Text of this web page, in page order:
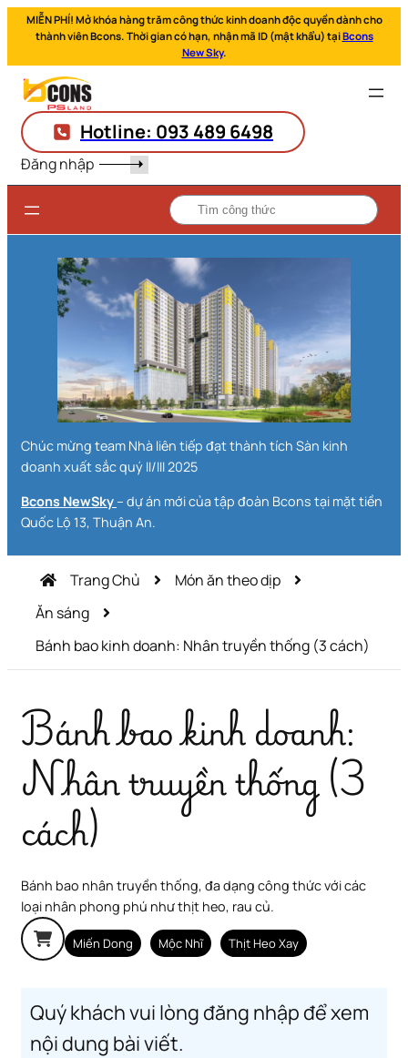
MIỄN PHÍ! Mở khóa hàng trăm công thức kinh doanh độc quyền dành cho
thành viên Bcons. Thời gian có hạn, nhận mã ID (mật khẩu) tạiBcons
New Sky.
Hotline: 093 489 6498
Đăng nhập
Chúc mừng team Nhà liên tiếp đạt thành tích Sàn kinh
doanh xuất sắc quý II/III 2025
Bcons NewSky– dự án mới của tập đoàn Bcons tại mặt tiền
Quốc Lộ 13, Thuận An.
Trang Chủ
Món ăn theo dịp
Ăn sáng
Bánh bao kinh doanh: Nhân truyền thống (3 cách)
Bánh bao kinh doanh:
Nhân truyền thống (3
cách)
Bánh bao nhân truyền thống, đa dạng công thức với các
loại nhân phong phú như thịt heo, rau củ.
Miến Dong Mộc Nhĩ Thịt Heo Xay
Quý khách vui lòng đăng nhập để xem
nội dung bài viết.